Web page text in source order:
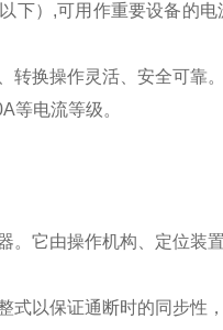
下）,可用作重要设备的
转换操作灵活、安全可靠。
等电流等级。
它由操作机构、定位装
以保证通断时的同步性